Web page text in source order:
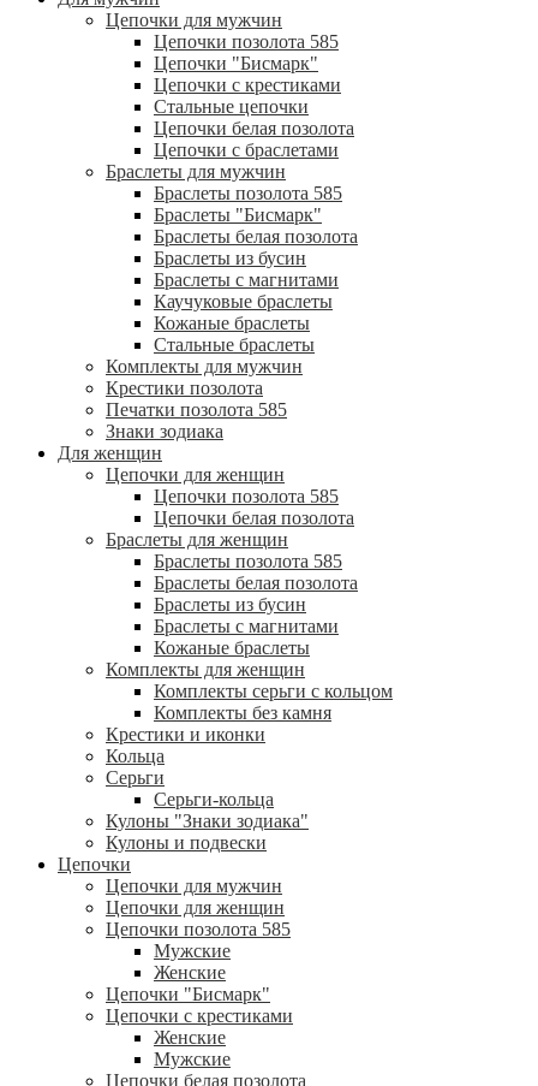
Цепочки для мужчин
Цепочки позолота 585
Цепочки "Бисмарк"
Цепочки с крестиками
Стальные цепочки
Цепочки белая позолота
Цепочки с браслетами
Браслеты для мужчин
Браслеты позолота 585
Браслеты "Бисмарк"
Браслеты белая позолота
Браслеты из бусин
Браслеты с магнитами
Каучуковые браслеты
Кожаные браслеты
Стальные браслеты
Комплекты для мужчин
Крестики позолота
Печатки позолота 585
Знаки зодиака
Для женщин
Цепочки для женщин
Цепочки позолота 585
Цепочки белая позолота
Браслеты для женщин
Браслеты позолота 585
Браслеты белая позолота
Браслеты из бусин
Браслеты с магнитами
Кожаные браслеты
Комплекты для женщин
Комплекты серьги с кольцом
Комплекты без камня
Крестики и иконки
Кольца
Серьги
Серьги-кольца
Кулоны "Знаки зодиака"
Кулоны и подвески
Цепочки
Цепочки для мужчин
Цепочки для женщин
Цепочки позолота 585
Мужские
Женские
Цепочки "Бисмарк"
Цепочки с крестиками
Женские
Мужские
Цепочки белая позолота